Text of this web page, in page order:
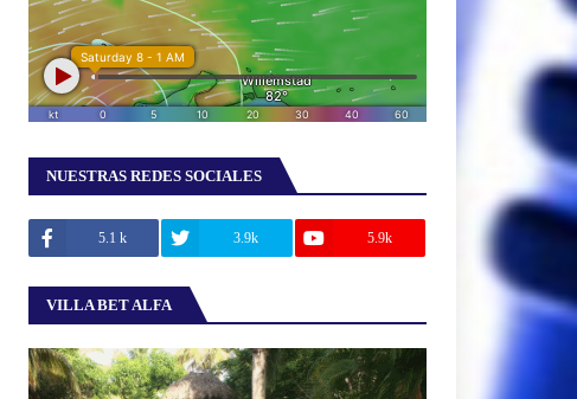
NUESTRAS REDES SOCIALES
5.1 k 3.9k 5.9k
VILLA BET ALFA